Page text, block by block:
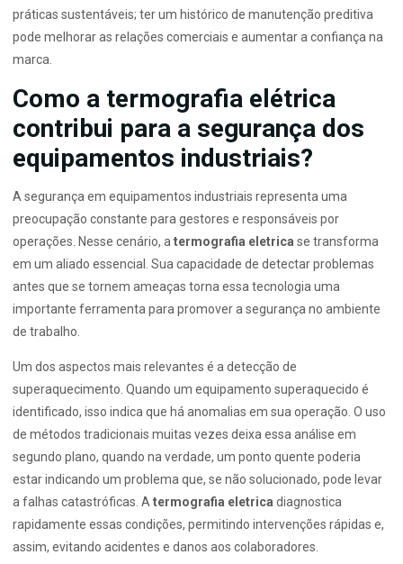
práticas sustentáveis; ter um histórico de manutenção preditiva
pode melhorar as relações comerciais e aumentar a confiança na
marca.
Como a termografia elétrica
contribui para a segurança dos
equipamentos industriais?
A segurança em equipamentos industriais representa uma
preocupação constante para gestores e responsáveis por
operações. Nesse cenário, a termografia eletrica se transforma
em um aliado essencial. Sua capacidade de detectar problemas
antes que se tornem ameaças torna essa tecnologia uma
importante ferramenta para promover a segurança no ambiente
de trabalho.
Um dos aspectos mais relevantes é a detecção de
superaquecimento. Quando um equipamento superaquecido é
identificado, isso indica que há anomalias em sua operação. O uso
de métodos tradicionais muitas vezes deixa essa análise em
segundo plano, quando na verdade, um ponto quente poderia
estar indicando um problema que, se não solucionado, pode levar
a falhas catastróficas. A termografia eletrica diagnostica
rapidamente essas condições, permitindo intervenções rápidas e,
assim, evitando acidentes e danos aos colaboradores.